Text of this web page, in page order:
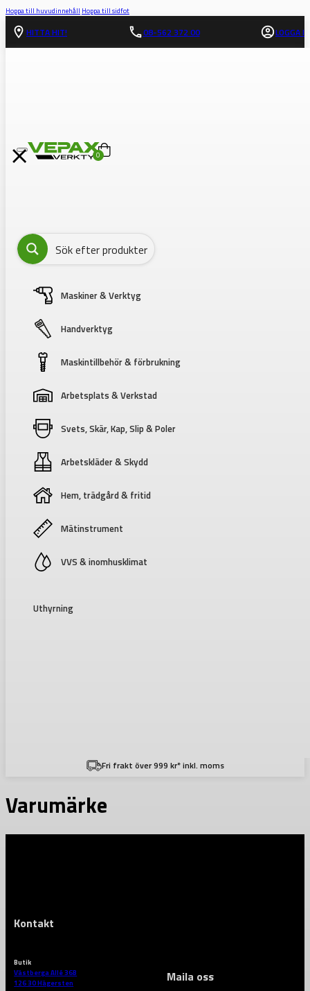
Hoppa till huvudinnehåll Hoppa till sidfot
HITTA HIT! 08-562 372 00 LOGGA IN
0
Maskiner & Verktyg
Handverktyg
Maskintillbehör & förbrukning
Arbetsplats & Verkstad
Svets, Skär, Kap, Slip & Poler
Arbetskläder & Skydd
Hem, trädgård & fritid
Mätinstrument
VVS & inomhusklimat
Uthyrning
Fri frakt över 999 kr* inkl. moms
Varumärke
Kontakt
Butik
Västberga Allé 36B
126 30 Hägersten
Maila oss